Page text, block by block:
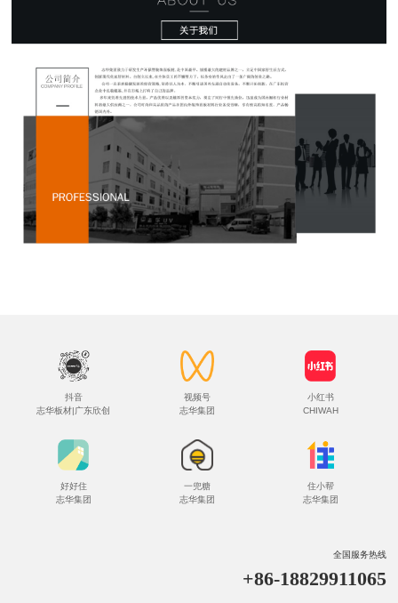
抖音
志华板材|广东欣创
视频号
志华集团
小红书
CHIWAH
好好住
志华集团
一兜糖
志华集团
住小帮
志华集团
全国服务热线
+86-18829911065